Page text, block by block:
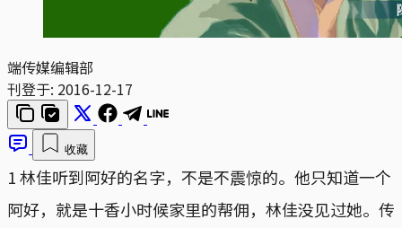
端传媒编辑部
刊登于: 2016-12-17
收藏
1 林佳听到阿好的名字，不是不震惊的。他只知道一个
阿好，就是十香小时候家里的帮佣，林佳没见过她。传